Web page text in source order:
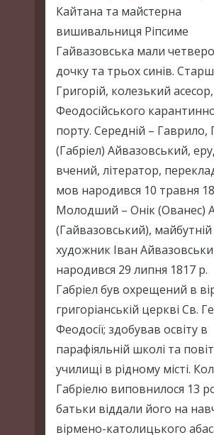
Кайтана та майстерна
вишивальниця Ріпсиме
Гайвазовська мали четверо
дочку та трьох синів.
Григорій, колезький
Феодосійського
порту. Середній – Гаврило,
(Габріел) Айвазовський,
вчений, літератор,
мов народився 10 травня
Молодший – Онік (Ованес)
(Гайвазовський), майбутній
художник Іван
народився 29 липня 1817 р.
Габріел був охрещений в
григоріанській церкві Св.
Феодосії; здобував освіту в
парафіяльній школі та
училищі в рідному місті.
Габріелю виповнилося 13
батьки віддали його на
вірмено-католицького